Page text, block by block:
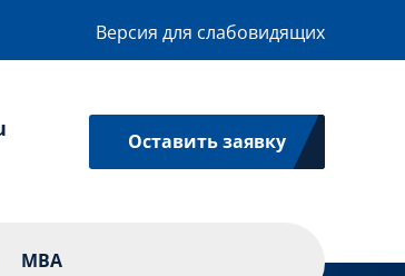
Версия для слабовидящих
Оставить заявку
MBA
Профессиональное обучение